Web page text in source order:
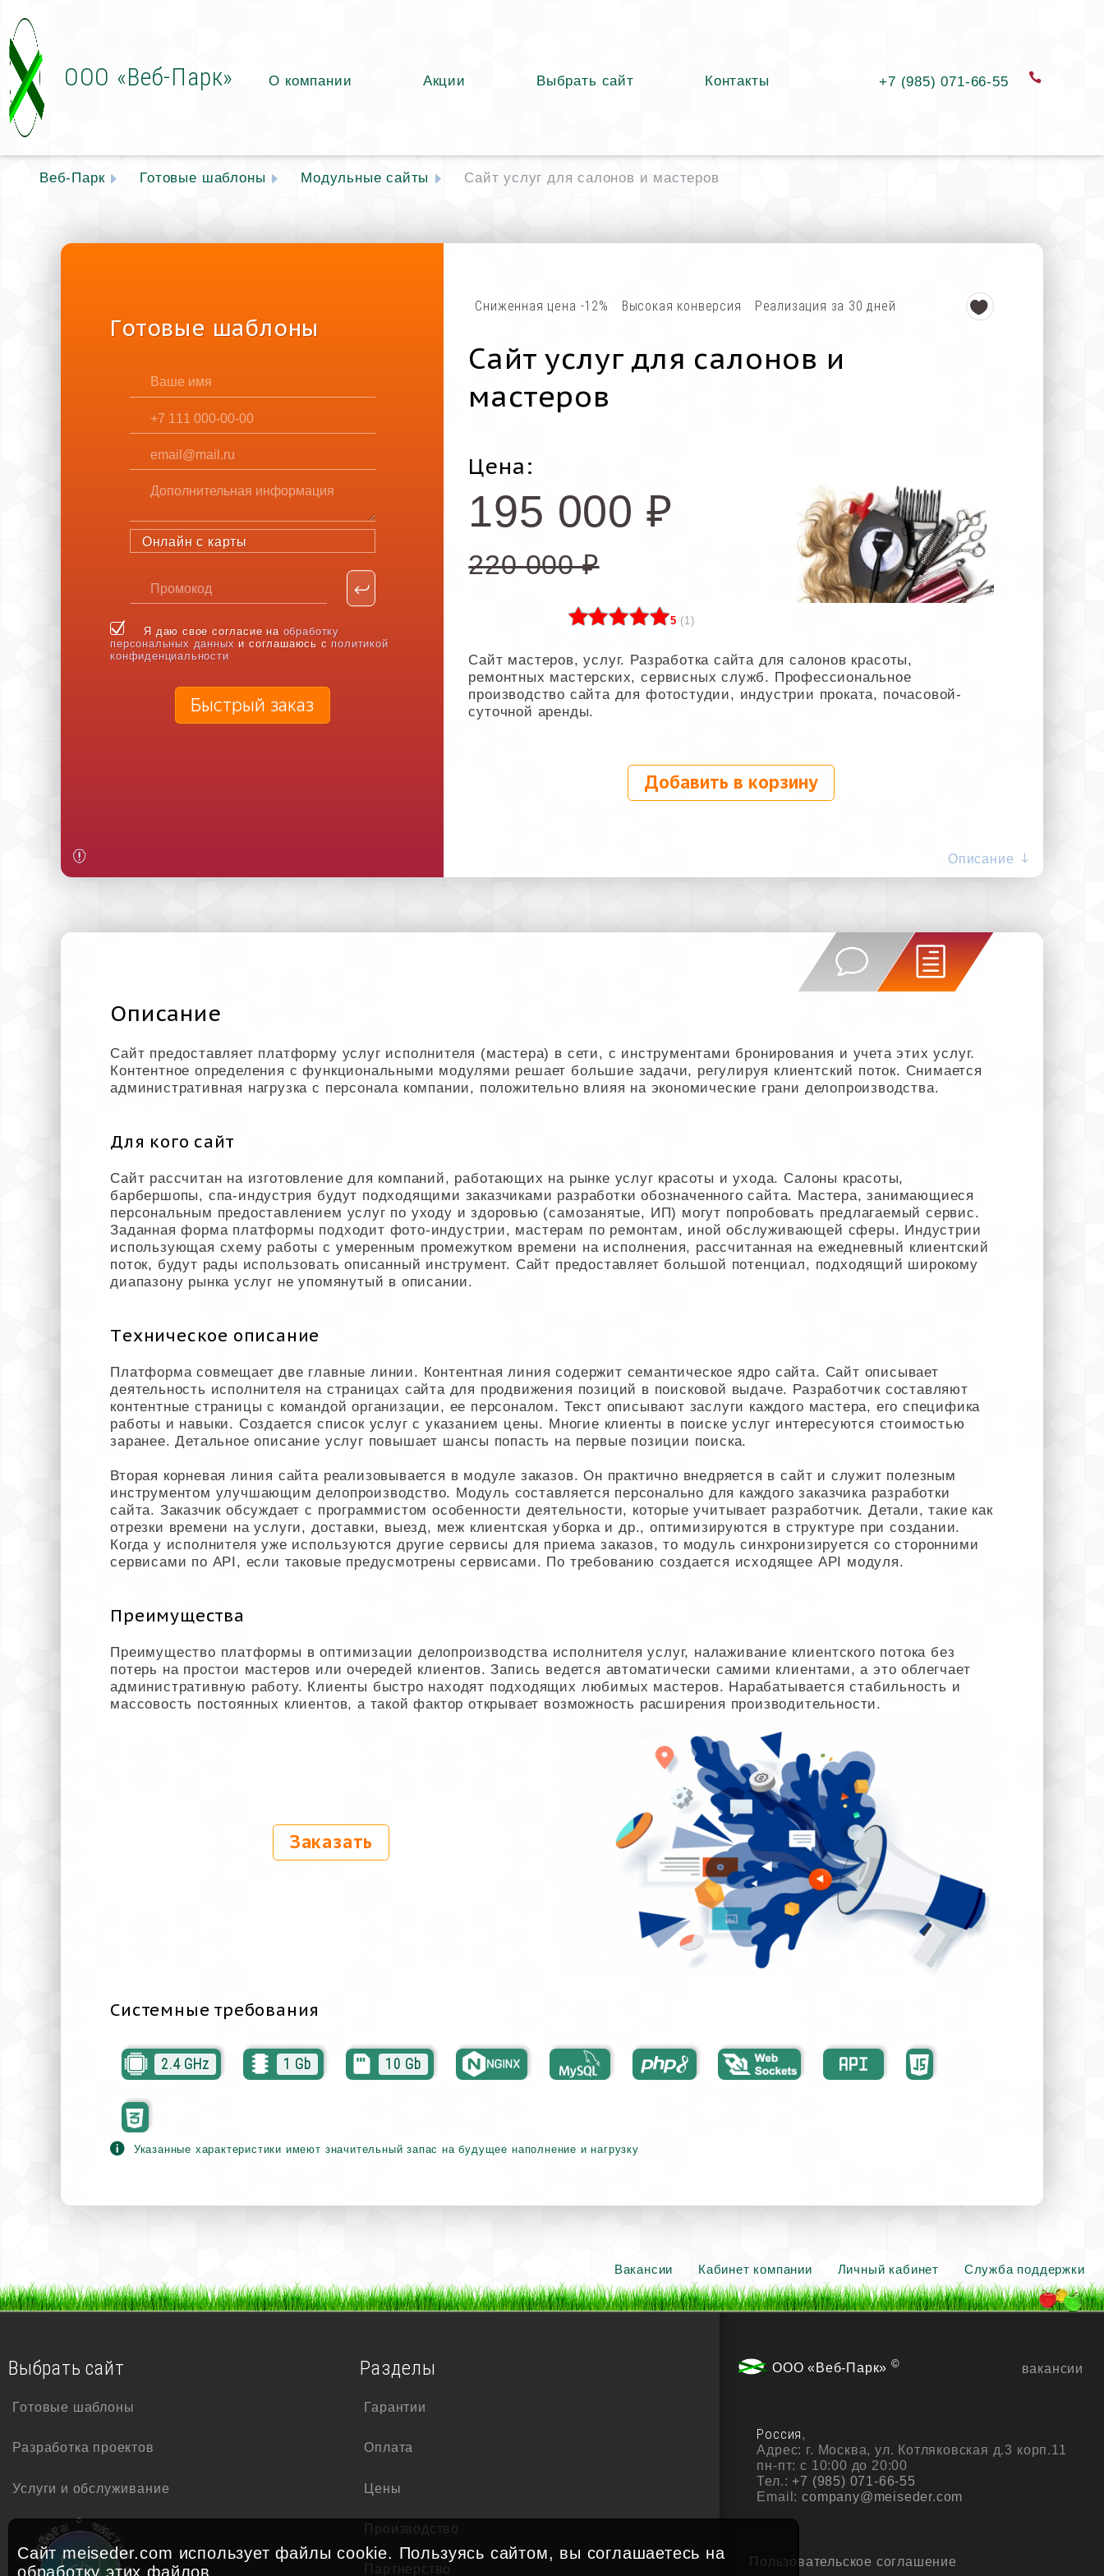
ООО «Веб-Парк» О компании Акции Выбрать сайт Контакты +7 (985) 071-66-55
Веб-Парк Готовые шаблоны Модульные сайты Сайт услуг для салонов и мастеров
Готовые шаблоны
Онлайн с карты
Я даю свое согласие на обработку
персональных данных и соглашаюсь с политикой
конфиденциальности
Быстрый заказ
Сниженная цена -12% Высокая конверсия Реализация за 30 дней
Сайт услуг для салонов и
мастеров
Цена:
195 000 ₽
220 000 ₽
5 (1)
Сайт мастеров, услуг. Разработка сайта для салонов красоты,
ремонтных мастерских, сервисных служб. Профессиональное
производство сайта для фотостудии, индустрии проката, почасовой-
суточной аренды.
Добавить в корзину
Описание
Описание
Сайт предоставляет платформу услуг исполнителя (мастера) в сети, с инструментами бронирования и учета этих услуг.
Контентное определения с функциональными модулями решает большие задачи, регулируя клиентский поток. Снимается
административная нагрузка с персонала компании, положительно влияя на экономические грани делопроизводства.
Для кого сайт
Сайт рассчитан на изготовление для компаний, работающих на рынке услуг красоты и ухода. Салоны красоты,
барбершопы, спа-индустрия будут подходящими заказчиками разработки обозначенного сайта. Мастера, занимающиеся
персональным предоставлением услуг по уходу и здоровью (самозанятые, ИП) могут попробовать предлагаемый сервис.
Заданная форма платформы подходит фото-индустрии, мастерам по ремонтам, иной обслуживающей сферы. Индустрии
использующая схему работы с умеренным промежутком времени на исполнения, рассчитанная на ежедневный клиентский
поток, будут рады использовать описанный инструмент. Сайт предоставляет большой потенциал, подходящий широкому
диапазону рынка услуг не упомянутый в описании.
Техническое описание
Платформа совмещает две главные линии. Контентная линия содержит семантическое ядро сайта. Сайт описывает
деятельность исполнителя на страницах сайта для продвижения позиций в поисковой выдаче. Разработчик составляют
контентные страницы с командой организации, ее персоналом. Текст описывают заслуги каждого мастера, его специфика
работы и навыки. Создается список услуг с указанием цены. Многие клиенты в поиске услуг интересуются стоимостью
заранее. Детальное описание услуг повышает шансы попасть на первые позиции поиска.
Вторая корневая линия сайта реализовывается в модуле заказов. Он практично внедряется в сайт и служит полезным
инструментом улучшающим делопроизводство. Модуль составляется персонально для каждого заказчика разработки
сайта. Заказчик обсуждает с программистом особенности деятельности, которые учитывает разработчик. Детали, такие как
отрезки времени на услуги, доставки, выезд, меж клиентская уборка и др., оптимизируются в структуре при создании.
Когда у исполнителя уже используются другие сервисы для приема заказов, то модуль синхронизируется со сторонними
сервисами по API, если таковые предусмотрены сервисами. По требованию создается исходящее API модуля.
Преимущества
Преимущество платформы в оптимизации делопроизводства исполнителя услуг, налаживание клиентского потока без
потерь на простои мастеров или очередей клиентов. Запись ведется автоматически самими клиентами, а это облегчает
административную работу. Клиенты быстро находят подходящих любимых мастеров. Нарабатывается стабильность и
массовость постоянных клиентов, а такой фактор открывает возможность расширения производительности.
Заказать
Системные требования
2.4 GHz 1 Gb 10 Gb
Указанные характеристики имеют значительный запас на будущее наполнение и нагрузку
Вакансии Кабинет компании Личный кабинет Служба поддержки
Выбрать сайт
Готовые шаблоны
Разработка проектов
Услуги и обслуживание
Разделы
Гарантии
Оплата
Цены
Производство
Партнерство
ООО «Веб-Парк» © вакансии
Россия,
Адрес: г. Москва, ул. Котляковская д.3 корп.11
пн-пт: с 10:00 до 20:00
Тел.:+7 (985) 071-66-55
Email:company@meiseder.com
Пользовательское соглашение
Сайт meiseder.com использует файлы cookie. Пользуясь сайтом, вы соглашаетесь на
обработку этих файлов.
р
а
б
о
та * ч исты
й
к
о